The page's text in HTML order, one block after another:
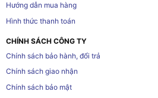
Hướng dẫn mua hàng
Hình thức thanh toán
CHÍNH SÁCH CÔNG TY
Chính sách bảo hành, đổi trả
Chính sách giao nhận
Chính sách bảo mật